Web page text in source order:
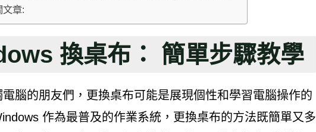
文章:
換桌布： 簡單步驟教學
腦的朋友們，更換桌布可能是展現個性和學習電腦操作的
作為最普及的作業系統，更換桌布的方法既簡單又多